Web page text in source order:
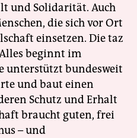
und Solidarität. Auch
die sich vor Ort
einsetzen. Die taz
beginnt im
unterstützt bundesweit
und baut einen
Schutz und Erhalt
braucht guten, frei
– und